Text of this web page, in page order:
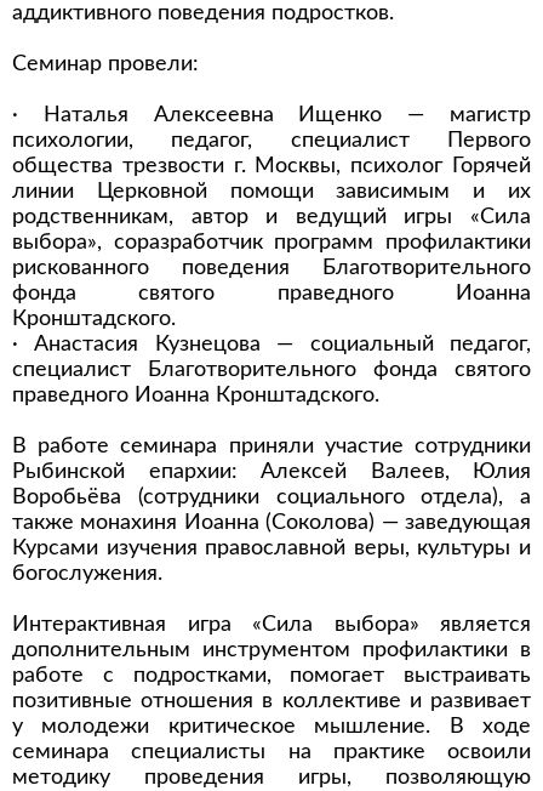
аддиктивного поведения подростков.
Семинар провели:
· Наталья Алексеевна Ищенко — магистр
психологии, педагог, специалист Первого
общества трезвости г. Москвы, психолог Горячей
линии Церковной помощи зависимым и их
родственникам, автор и ведущий игры «Сила
выбора», соразработчик программ профилактики
рискованного поведения Благотворительного
фонда святого праведного Иоанна
Кронштадского.
· Анастасия Кузнецова — социальный педагог,
специалист Благотворительного фонда святого
праведного Иоанна Кронштадского.
В работе семинара приняли участие сотрудники
Рыбинской епархии: Алексей Валеев, Юлия
Воробьёва (сотрудники социального отдела), а
также монахиня Иоанна (Соколова) — заведующая
Курсами изучения православной веры, культуры и
богослужения.
Интерактивная игра «Сила выбора» является
дополнительным инструментом профилактики в
работе с подростками, помогает выстраивать
позитивные отношения в коллективе и развивает
у молодежи критическое мышление. В ходе
семинара специалисты на практике освоили
методику проведения игры, позволяющую